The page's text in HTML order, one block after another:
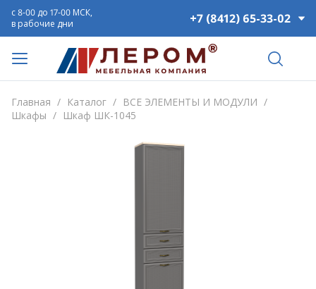
+7 (8412) 65-33-02
с 8-00 до 17-00 МСК,
в рабочие дни
Главная / Каталог / ВСЕ ЭЛЕМЕНТЫ И МОДУЛИ /
Шкафы / Шкаф ШК-1045